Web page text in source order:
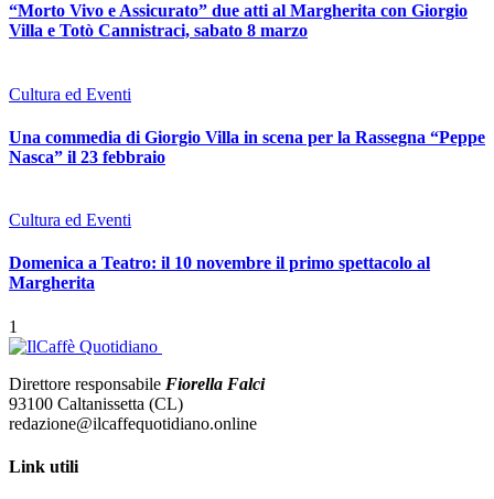
“Morto Vivo e Assicurato” due atti al Margherita con Giorgio
Villa e Totò Cannistraci, sabato 8 marzo
Cultura ed Eventi
Una commedia di Giorgio Villa in scena per la Rassegna “Peppe
Nasca” il 23 febbraio
Cultura ed Eventi
Domenica a Teatro: il 10 novembre il primo spettacolo al
Margherita
1
Direttore responsabile Fiorella Falci
93100 Caltanissetta (CL)
redazione@ilcaffequotidiano.online
Link utili